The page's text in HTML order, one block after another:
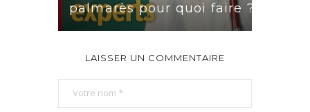
palmarès pour quoi faire ?
LAISSER UN COMMENTAIRE